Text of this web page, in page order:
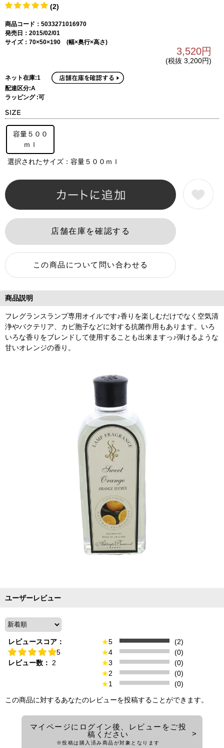
(2)
商品コード：5033271016970
発売日：2015/02/01
サイズ：70×50×190 (幅×奥行×高さ)
3,520円
(税抜 3,200円)
ネット在庫:1
配達区分:A
ラッピング :可
容量５００
ｍｌ
選択されたサイズ：容量５００ｍｌ
商品説明
フレグランスランプ専用オイルです♪香りを楽しむだけでなく空気清
浄やバクテリア、カビ胞子などに対する抗菌作用もあります。いろ
いろな香りをブレンドして使用することも出来ますっ♪弾けるような
甘いオレンジの香り。
ユーザーレビュー
レビュースコア：
5
レビュー数：
2
★5
(2)
★4
(0)
★3
(0)
★2
(0)
★1
(0)
この商品に対するあなたのレビューを投稿することができます。
マイページにログイン後、レビューをご投
稿ください
※投稿は購入済み商品が対象となります